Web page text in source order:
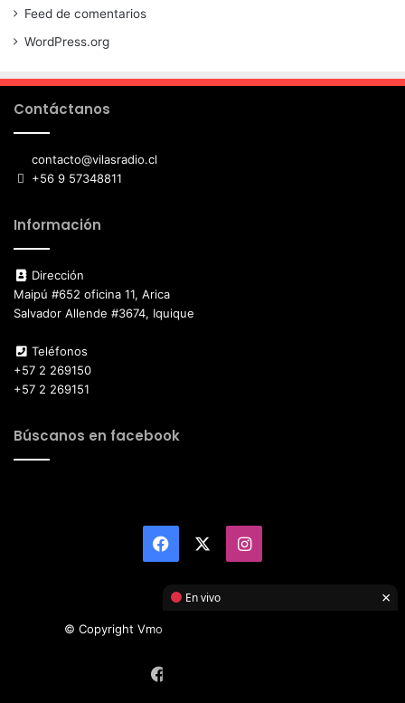
Feed de comentarios
WordPress.org
Contáctanos
contacto@vilasradio.cl
+56 9 57348811
Información
Dirección
Maipú #652 oficina 11, Arica
Salvador Allende #3674, Iquique
Teléfonos
+57 2 269150
+57 2 269151
Búscanos en facebook
Facebook Instagram
© Copyright Vmotor TI 2026, All Rights Reserved
En vivo ×